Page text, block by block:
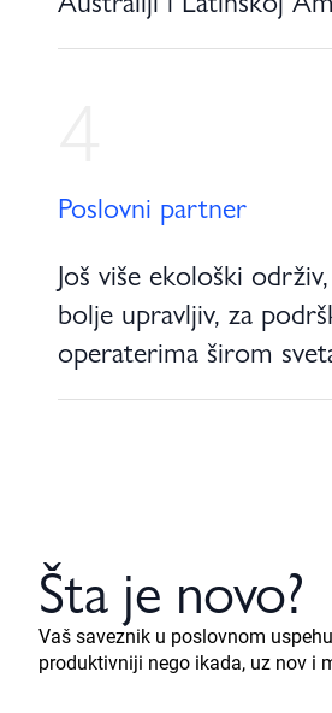
Poslovni partner
Još više ekološki
bolje upravljiv, za
operaterima širom
Šta je novo?
Vaš saveznik u poslovnom
produktivniji nego ikada, uz nov i